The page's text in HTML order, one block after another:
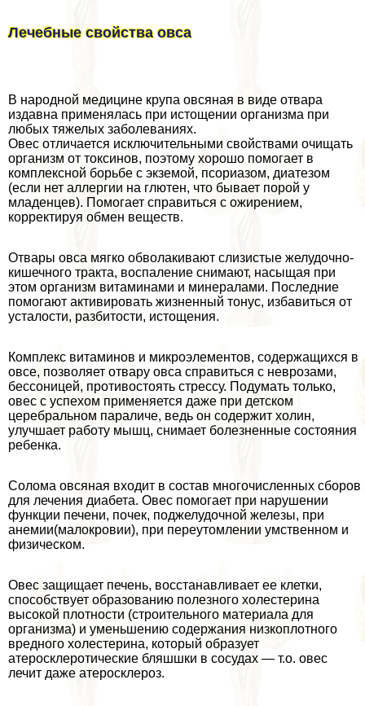
Лечебные свойства овса
В народной медицине крупа овсяная в виде отвара
издавна применялась при истощении организма при
любых тяжелых заболеваниях.
Овес отличается исключительными свойствами очищать
организм от токсинов, поэтому хорошо помогает в
комплексной борьбе с экземой, псориазом, диатезом
(если нет аллергии на глютен, что бывает порой у
младенцев). Помогает справиться с ожирением,
корректируя обмен веществ.
Отвары овса мягко обволакивают слизистые желудочно-
кишечного тpaкта, воспаление снимают, насыщая при
этом организм витаминами и минералами. Последние
помогают активировать жизненный тонус, избавиться от
усталости, разбитости, истощения.
Комплекс витаминов и микроэлементов, содержащихся в
овсе, позволяет отвару овса справиться с неврозами,
бессоницей, противостоять стрессу. Подумать только,
овес с успехом применяется даже при детском
церебральном параличе, ведь он содержит холин,
улучшает работу мышц, снимает болезненные состояния
ребенка.
Солома овсяная входит в состав многочисленных сборов
для лечения диабета. Овес помогает при нарушении
функции печени, почек, поджелудочной железы, при
анемии(малокровии), при переутомлении умственном и
физическом.
Овес защищает печень, восстанавливает ее клетки,
способствует образованию полезного холестерина
высокой плотности (строительного материала для
организма) и уменьшению содержания низкоплотного
вредного холестерина, который образует
атеросклеротические бляшшки в сосудах — т.о. овес
лечит даже атеросклероз.